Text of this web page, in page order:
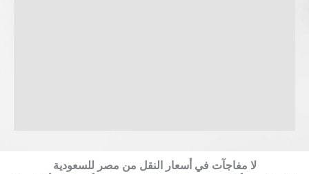
لا مفاجآت في أسعار النقل من مصر للسعودية